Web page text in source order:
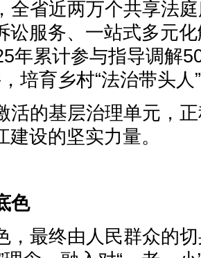
全省近两万个共享法
讼服务、一站式多元
年累计参与指导调解
培育乡村“法治带头人
活的基层治理单元，
设的坚实力量。
色
，最终由人民群众的